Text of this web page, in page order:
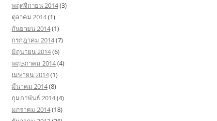
พฤศจิกายน 2014(3)
ตุลาคม 2014(1)
กันยายน 2014(1)
กรกฎาคม 2014(7)
มิถุนายน 2014(6)
พฤษภาคม 2014(4)
เมษายน 2014(1)
มีนาคม 2014(8)
กุมภาพันธ์ 2014(4)
มกราคม 2014(18)